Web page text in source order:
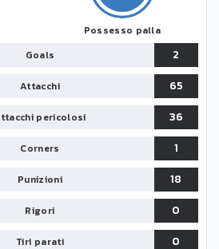
Possesso palla
Goals
2
Attacchi
65
pericolosi
36
Corners
1
Punizioni
18
Rigori
0
Tiri parati 0